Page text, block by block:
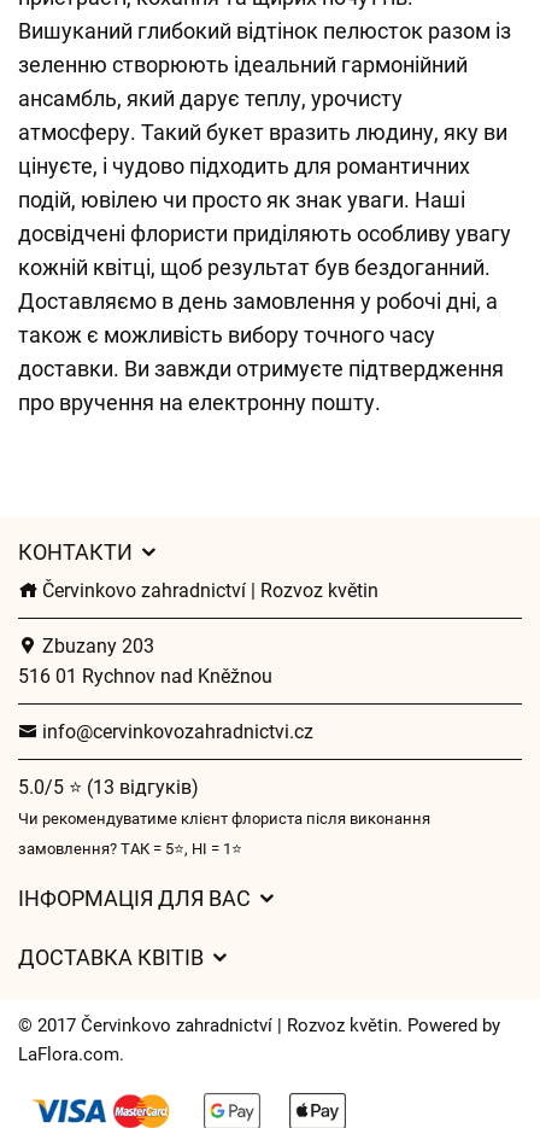
Вишуканий глибокий відтінок пелюсток разом із
зеленню створюють ідеальний гармонійний
ансамбль, який дарує теплу, урочисту
атмосферу. Такий букет вразить людину, яку ви
цінуєте, і чудово підходить для романтичних
подій, ювілею чи просто як знак уваги. Наші
досвідчені флористи приділяють особливу увагу
кожній квітці, щоб результат був бездоганний.
Доставляємо в день замовлення у робочі дні, а
також є можливість вибору точного часу
доставки. Ви завжди отримуєте підтвердження
про вручення на електронну пошту.
КОНТАКТИ
Červinkovo zahradnictví | Rozvoz květin
Zbuzany 203
516 01 Rychnov nad Kněžnou
info@cervinkovozahradnictvi.cz
5.0/5 ⭐ (13 відгуків)
Чи рекомендуватиме клієнт флориста після виконання
замовлення? ТАК = 5⭐, НІ = 1⭐
ІНФОРМАЦІЯ ДЛЯ ВАС
Захист персональних даних
Час доставки квітів – огляд можливостей
ДОСТАВКА КВІТІВ
Куди ми доставляємо квіти
Контакти
© 2017 Červinkovo zahradnictví | Rozvoz květin. Powered by
LaFlora.com.